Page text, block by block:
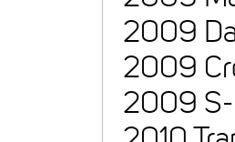
2009
2009
2009 S-